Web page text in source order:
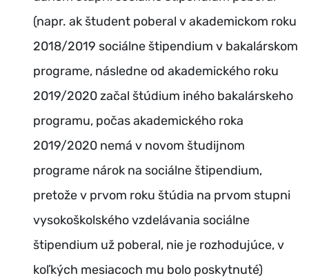
(napr. ak študent poberal v akademickom roku
2018/2019 sociálne štipendium v bakalárskom
programe, následne od akademického roku
2019/2020 začal štúdium iného bakalárskeho
programu, počas akademického roka
2019/2020 nemá v novom študijnom
programe nárok na sociálne štipendium,
pretože v prvom roku štúdia na prvom stupni
vysokoškolského vzdelávania sociálne
štipendium už poberal, nie je rozhodujúce, v
koľkých mesiacoch mu bolo poskytnuté)